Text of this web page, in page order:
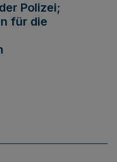
Polizei;
für die